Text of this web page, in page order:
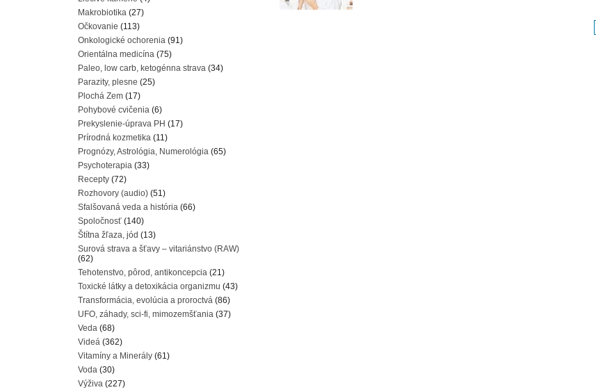
Makrobiotika (27)
Očkovanie (113)
Onkologické ochorenia (91)
Orientálna medicína (75)
Paleo, low carb, ketogénna strava (34)
Parazity, plesne (25)
Plochá Zem (17)
Pohybové cvičenia (6)
Prekyslenie-úprava PH (17)
Prírodná kozmetika (11)
Prognózy, Astrológia, Numerológia (65)
Psychoterapia (33)
Recepty (72)
Rozhovory (audio) (51)
Sfalšovaná veda a história (66)
Spoločnosť (140)
Štítna žľaza, jód (13)
Surová strava a šťavy – vitariánstvo (RAW)
(62)
Tehotenstvo, pôrod, antikoncepcia (21)
Toxické látky a detoxikácia organizmu (43)
Transformácia, evolúcia a proroctvá (86)
UFO, záhady, sci-fi, mimozemšťania (37)
Veda (68)
Videá (362)
Vitamíny a Minerály (61)
Voda (30)
Výživa (227)